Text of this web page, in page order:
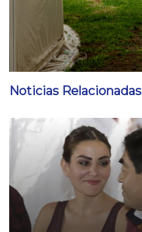
Noticias Relacionadas